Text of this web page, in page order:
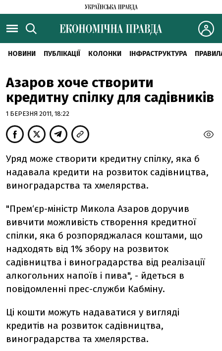
НОВИНИ ПУБЛІКАЦІЇ КОЛОНКИ ІНФРАСТРУКТУРА
Азаров хоче створити
кредитну спілку для садівників
1 БЕРЕЗНЯ 2011, 18:22
Уряд може створити кредитну спілку, яка б
надавала кредити на розвиток садівництва,
виноградарства та хмелярства.
"Прем‘єр-міністр Микола Азаров доручив
вивчити можливість створення кредитної
спілки, яка б розпоряджалася коштами, що
надходять від 1% збору на розвиток
садівництва і виноградарства від реалізації
алкогольних напоїв і пива", - йдеться в
повідомленні прес-служби Кабміну.
Ці кошти можуть надаватися у вигляді
кредитів на розвиток садівництва,
виноградарства та хмелярства.